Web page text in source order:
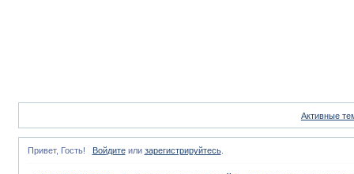
Активные
Привет, Гость! Войдитеили зарегистрируйтесь.